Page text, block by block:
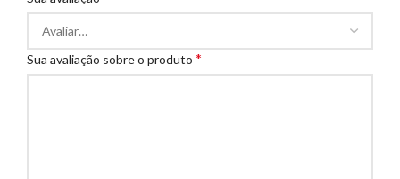
Sua avaliação sobre o produto *